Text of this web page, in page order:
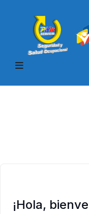
¡Hola,